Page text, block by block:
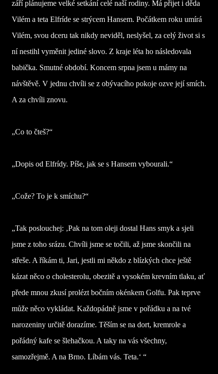
září plánujeme velké setkání celé naší rodiny. Má přijet i děda
Vilém a teta Elfríde se strýcem Hansem. Počátkem roku umírá
Vilém, svou dceru tak nikdy neviděl, neslyšel, za celý život si s
ní nestihl vyměnit jediné slovo. Z kraje léta ho následovala
babička. Smutné období. Koncem srpna jsem u mámy na
návštěvě. V jednu chvíli se z obývacího pokoje ozve její smích.
A za chvíli znovu.
„Co to čteš?“
„Dopis od Elfrídy. Píše, jak se s Hansem vybourali.“
„Cože? To je k smíchu?“
„Tak poslouchej: ‚Pak na tom oleji dostal Hans smyk a sjeli
jsme z toho srázu. Chvíli jsme se točili, až jsme skončili na
střeše. A říkám ti, Jari, jestli mi někdo z blízkých chce ještě
kázat něco o cholesterolu, obezitě a vysokém krevním tlaku, ať
přede mnou zkusí prolézt bočním okénkem Golfu. Pak teprve
může něco vykládat. Každopádně jsme v pořádku a na tvé
narozeniny určitě dorazíme. Těším se na dort, kremrole a
pořádný kafe se šlehačkou. A taky na vás všechny,
samozřejmě. A na Brno. Líbám vás. Teta.‘ “